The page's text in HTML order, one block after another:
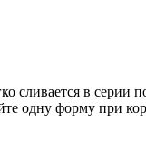
сливается в
одну форму при